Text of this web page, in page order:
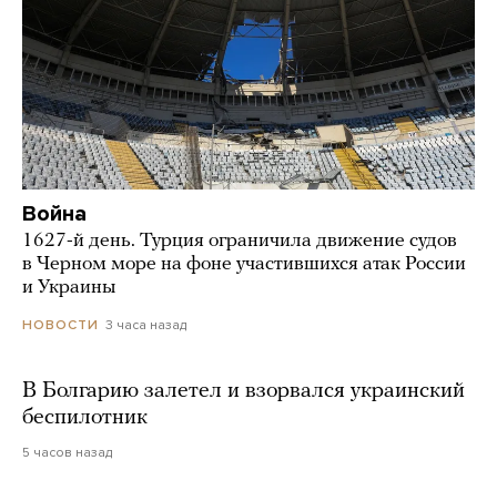
Война
1627-й день. Турция ограничила движение судов
в Черном море на фоне участившихся атак России
и Украины
НОВОСТИ 3 часа назад
В Болгарию залетел и взорвался украинский
беспилотник
5 часов назад